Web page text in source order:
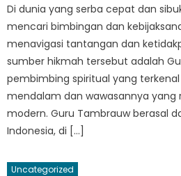
Di dunia yang serba cepat dan
mencari bimbingan dan
menavigasi tantangan dan
sumber hikmah tersebut adalah
pembimbing spiritual yang
mendalam dan wawasannya yang
modern. Guru Tambrauw berasal
Indonesia, di […]
Uncategorized